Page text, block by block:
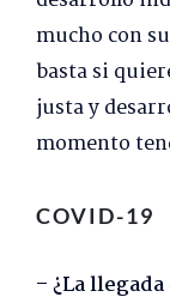
mucho con
basta si
justa y
momento
COVID-19
– ¿La